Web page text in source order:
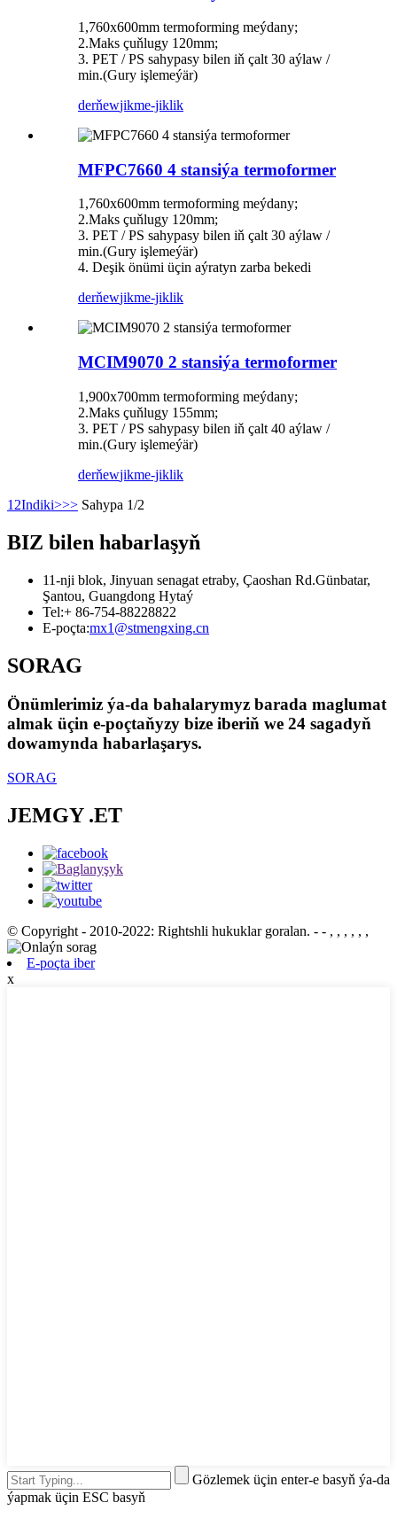
1,760x600mm termoforming meýdany;
2.Maks çuňlugy 120mm;
3. PET / PS sahypasy bilen iň çalt 30 aýlaw /
min.(Gury işlemeýär)
derňewjikme-jiklik
MFPC7660 4 stansiýa termoformer
1,760x600mm termoforming meýdany;
2.Maks çuňlugy 120mm;
3. PET / PS sahypasy bilen iň çalt 30 aýlaw /
min.(Gury işlemeýär)
4. Deşik önümi üçin aýratyn zarba bekedi
derňewjikme-jiklik
MCIM9070 2 stansiýa termoformer
1,900x700mm termoforming meýdany;
2.Maks çuňlugy 155mm;
3. PET / PS sahypasy bilen iň çalt 40 aýlaw /
min.(Gury işlemeýär)
derňewjikme-jiklik
1 2Indiki>>> Sahypa 1/2
BIZ bilen habarlaşyň
11-nji blok, Jinyuan senagat etraby, Çaoshan Rd.Günbatar,
Şantou, Guangdong Hytaý
Tel:+ 86-754-88228822
E-poçta:mx1@stmengxing.cn
SORAG
Önümlerimiz ýa-da bahalarymyz barada maglumat
almak üçin e-poçtaňyzy bize iberiň we 24 sagadyň
dowamynda habarlaşarys.
SORAG
JEMGY .ET
© Copyright - 2010-2022: Rightshli hukuklar goralan. - - , , , , , ,
E-poçta iber
x
Gözlemek üçin enter-e basyň ýa-da
ýapmak üçin ESC basyň